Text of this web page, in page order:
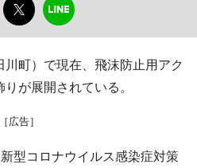
町）で現在、飛沫防止用アク
が展開されている。
［広告］
型コロナウイルス感染症対策